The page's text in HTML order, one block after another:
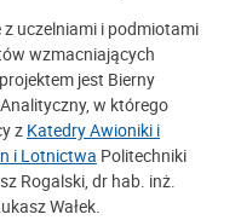
uczelniami i podmiotami
wzmacniających
jest Bierny
w którego
z Katedry Awioniki i
i Lotnictwa Politechniki
Rogalski, dr hab. inż.
Wałek.